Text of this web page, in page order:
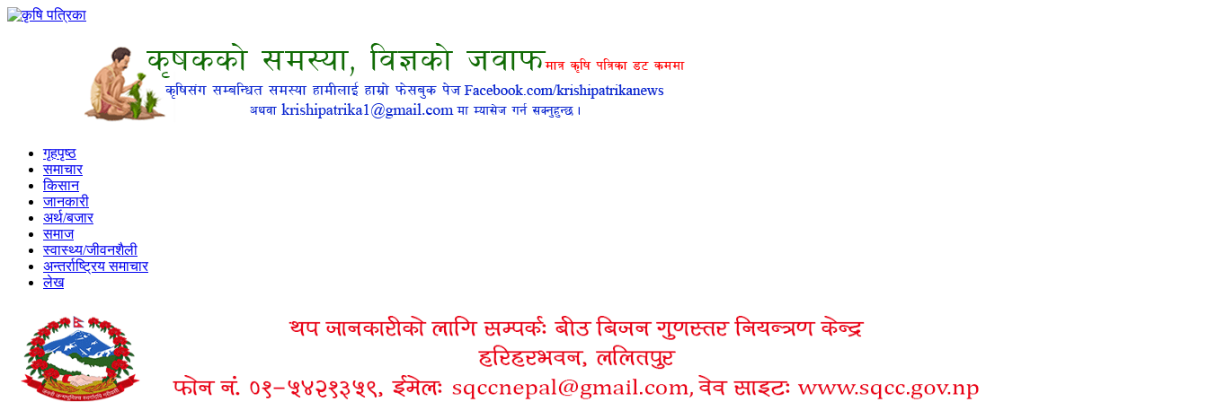
गृहपृष्ठ
समाचार
किसान
जानकारी
अर्थ/बजार
समाज
स्वास्थ्य/जीवनशैली
अन्तर्राष्ट्रिय समाचार
लेख